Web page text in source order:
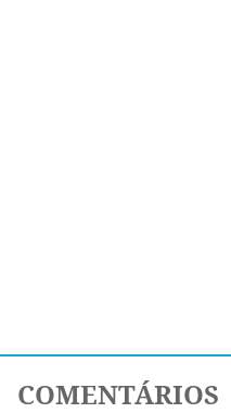
COMENTÁRIOS